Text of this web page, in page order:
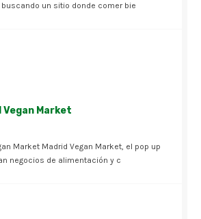
un sitio donde comer bie
Vegan Market
Market Madrid Vegan Market, el pop up
negocios de alimentación y c